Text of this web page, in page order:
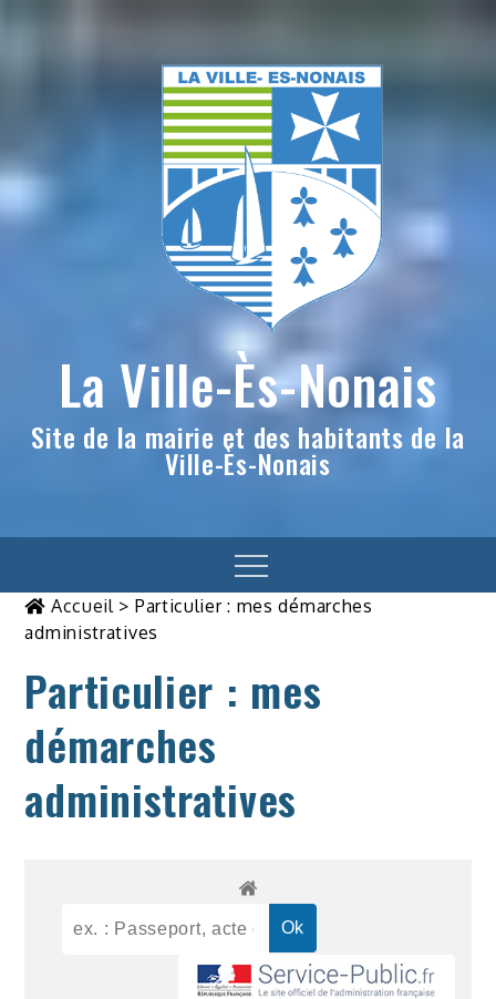
La Ville-Ès-Nonais
Site de la mairie et des habitants de la
Ville-Ès-Nonais
Menu
Accueil> Particulier : mes démarches
administratives
Particulier : mes
démarches
administratives